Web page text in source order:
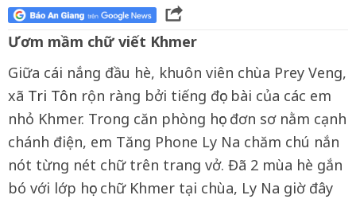
Ươm mầm chữ viết Khmer
Giữa cái nắng đầu hè, khuôn viên chùa Prey Veng,
xã Tri Tôn rộn ràng bởi tiếng đọc bài của các em
nhỏ Khmer. Trong căn phòng học đơn sơ nằm cạnh
chánh điện, em Tăng Phone Ly Na chăm chú nắn
nót từng nét chữ trên trang vở. Đã 2 mùa hè gắn
bó với lớp học chữ Khmer tại chùa, Ly Na giờ đây